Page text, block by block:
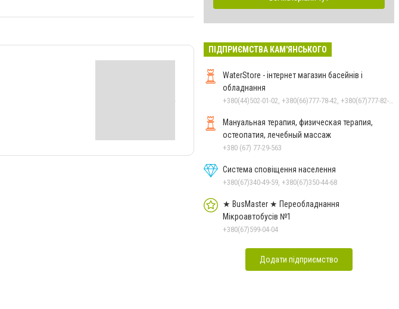
ПІДПРИЄМСТВА КАМ'ЯНСЬКОГО
WaterStore - інтернет магазин басейнів і
обладнання
Мануальная терапия, физическая терапия,
остеопатия, лечебный массаж
+380 (67) 77-29-563
Система сповіщення населення
+380(67)340-49-59, +380(67)350-44-68
★ BusMaster ★ Переобладнання
Мікроавтобусів №1
+380(67)599-04-04
Додати підприємство